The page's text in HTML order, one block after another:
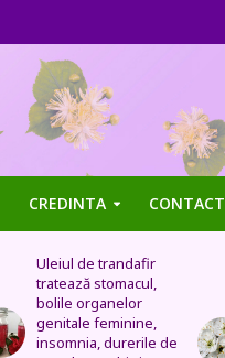
CREDINTA CONTACT
Florile păducelului
sunt cele mai
puternice
medicamente
naturale în tratarea